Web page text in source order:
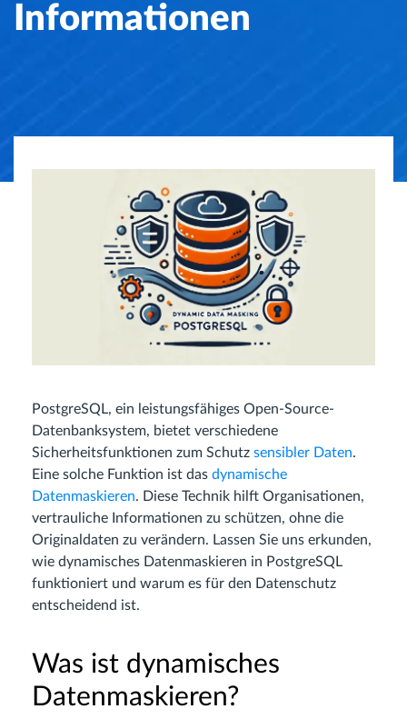
Informationen
PostgreSQL, ein leistungsfähiges Open-Source-
Datenbanksystem, bietet verschiedene
Sicherheitsfunktionen zum Schutz sensibler Daten.
Eine solche Funktion ist das dynamische
Datenmaskieren. Diese Technik hilft Organisationen,
vertrauliche Informationen zu schützen, ohne die
Originaldaten zu verändern. Lassen Sie uns erkunden,
wie dynamisches Datenmaskieren in PostgreSQL
funktioniert und warum es für den Datenschutz
entscheidend ist.
Was ist dynamisches
Datenmaskieren?